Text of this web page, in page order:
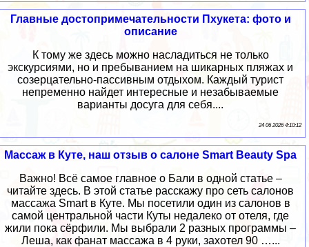
Главные достопримечательности Пхукета: фото и
описание
К тому же здесь можно насладиться не только
экскурсиями, но и пребыванием на шикарных пляжах и
созерцательно-пассивным отдыхом. Каждый турист
непременно найдет интересные и незабываемые
варианты досуга для себя....
24 06 2026 4:10:12
Массаж в Куте, наш отзыв о салоне Smart Beauty Spa
Важно! Всё самое главное о Бали в одной статье –
читайте здесь. В этой статье расскажу про сеть салонов
массажа Smart в Куте. Мы посетили один из салонов в
самой центральной части Куты недалеко от отеля, где
жили пока сёрфили. Мы выбрали 2 разных программы –
Леша, как фанат массажа в 4 руки, захотел 90 …...